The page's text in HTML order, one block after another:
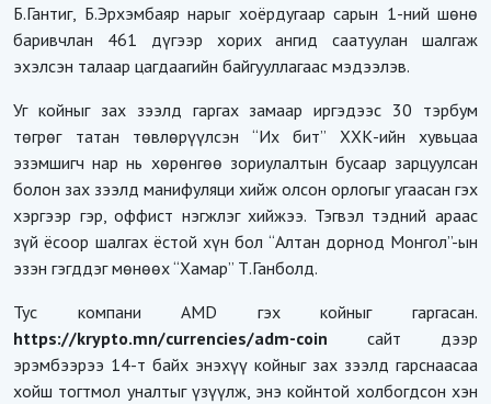
Б.Гантиг, Б.Эрхэмбаяр нарыг хоёрдугаар сарын 1-ний шөнө
баривчлан 461 дүгээр хорих ангид саатуулан шалгаж
эхэлсэн талаар цагдаагийн байгууллагаас мэдээлэв.
Уг койныг зах зээлд гаргах замаар иргэдээс 30 тэрбум
төгрөг татан төвлөрүүлсэн “Их бит” ХХК-ийн хувьцаа
эзэмшигч нар нь хөрөнгөө зориулалтын бусаар зарцуулсан
болон зах зээлд манифуляци хийж олсон орлогыг угаасан гэх
хэргээр гэр, оффист нэгжлэг хийжээ. Тэгвэл тэдний араас
зүй ёсоор шалгах ёстой хүн бол “Алтан дорнод Монгол”-ын
эзэн гэгддэг мөнөөх “Хамар” Т.Ганболд.
Тус компани AMD гэх койныг гаргасан.
https://krypto.mn/currencies/adm-coin сайт дээр
эрэмбээрээ 14-т байх энэхүү койныг зах зээлд гарснаасаа
хойш тогтмол уналтыг үзүүлж, энэ койнтой холбогдсон хэн